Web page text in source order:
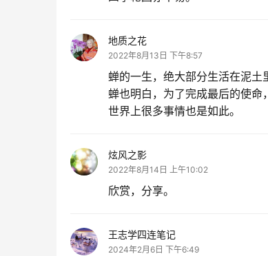
地质之花
2022年8月13日 下午8:57
蝉的一生，绝大部分生活在泥土
蝉也明白，为了完成最后的使命
世界上很多事情也是如此。
炫风之影
2022年8月14日 上午10:02
欣赏，分享。
王志学四连笔记
2024年2月6日 下午6:49